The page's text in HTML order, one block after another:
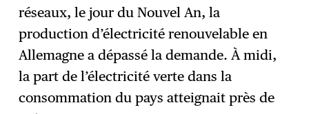
→ S'abonner
réseaux, le jour du Nouvel An, la
production d’électricité renouvelable en
Allemagne a dépassé la demande. À midi,
la part de l’électricité verte dans la
consommation du pays atteignait près de